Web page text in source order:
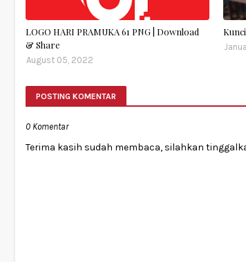
LOGO HARI PRAMUKA 61 PNG | Download
& Share
August 05, 2022
POSTING KOMENTAR
0 Komentar
Terima kasih sudah membaca, silahkan